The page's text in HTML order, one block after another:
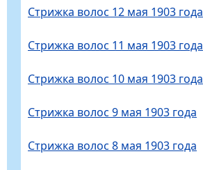
Стрижка волос 12 мая 1903 года
Стрижка волос 11 мая 1903 года
Стрижка волос 10 мая 1903 года
Стрижка волос 9 мая 1903 года
Стрижка волос 8 мая 1903 года